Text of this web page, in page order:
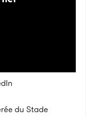
du Stade